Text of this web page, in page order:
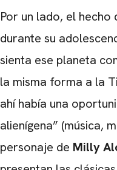
Por un lado, el
durante su
sienta ese planeta
la misma forma a la
ahí había una
alienígena” (música,
personaje de Milly